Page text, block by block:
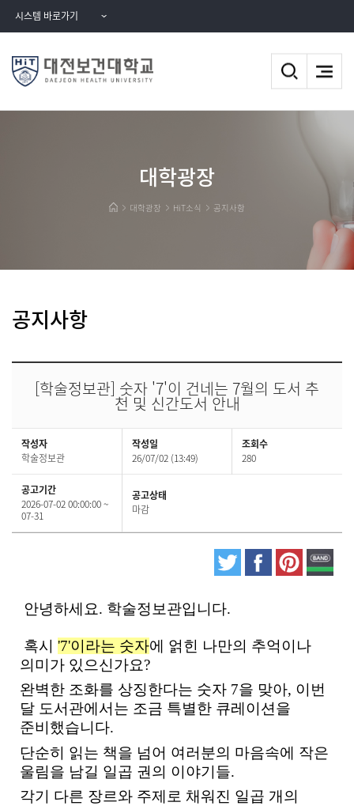
시스템 바로가기
대학광장
대학광장 HiT소식 공지사항
공지사항
[학술정보관] 숫자 '7'이 건네는 7월의 도서 추
천 및 신간도서 안내
작성자
학술정보관
작성일
26/07/02 (13:49)
조회수
280
공고기간
2026-07-02 00:00:00 ~
07-31
공고상태
마감
안녕하세요. 학술정보관입니다.
혹시 '7'이라는 숫자에 얽힌 나만의 추억이나
의미가 있으신가요?
완벽한 조화를 상징한다는 숫자 7을 맞아, 이번
달 도서관에서는 조금 특별한 큐레이션을
준비했습니다.
단순히 읽는 책을 넘어 여러분의 마음속에 작은
울림을 남길 일곱 권의 이야기들.
각기 다른 장르와 주제로 채워진 일곱 개의